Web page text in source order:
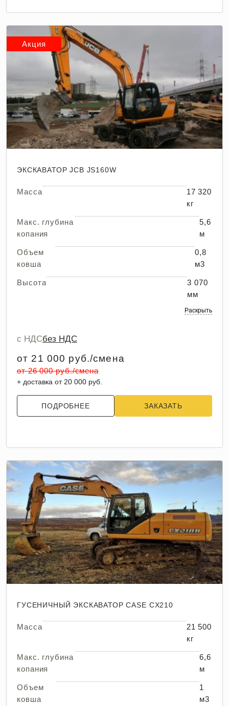
Акция
ЭКСКАВАТОР JCB JS160W
Масса
17 320
кг
Макс. глубина
копания
5,6
м
Объем
ковша
0,8
м3
Высота
3 070
мм
Раскрыть
с НДСбез НДС
от 21 000 руб./смена
от 26 000 руб./смена
+ доставка от 20 000 руб.
ПОДРОБНЕЕ ЗАКАЗАТЬ
ГУСЕНИЧНЫЙ ЭКСКАВАТОР CASE CX210
Масса
21 500
кг
Макс. глубина
копания
6,6
м
Объем
ковша
1
м3